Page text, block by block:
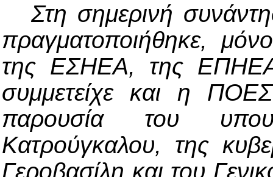
Στη σημερινή
πραγματοποιήθηκε,
της ΕΣΗΕΑ, της
συμμετείχε και η
παρουσία του
Κατρούγκαλου, της
Γεροβασίλη και του